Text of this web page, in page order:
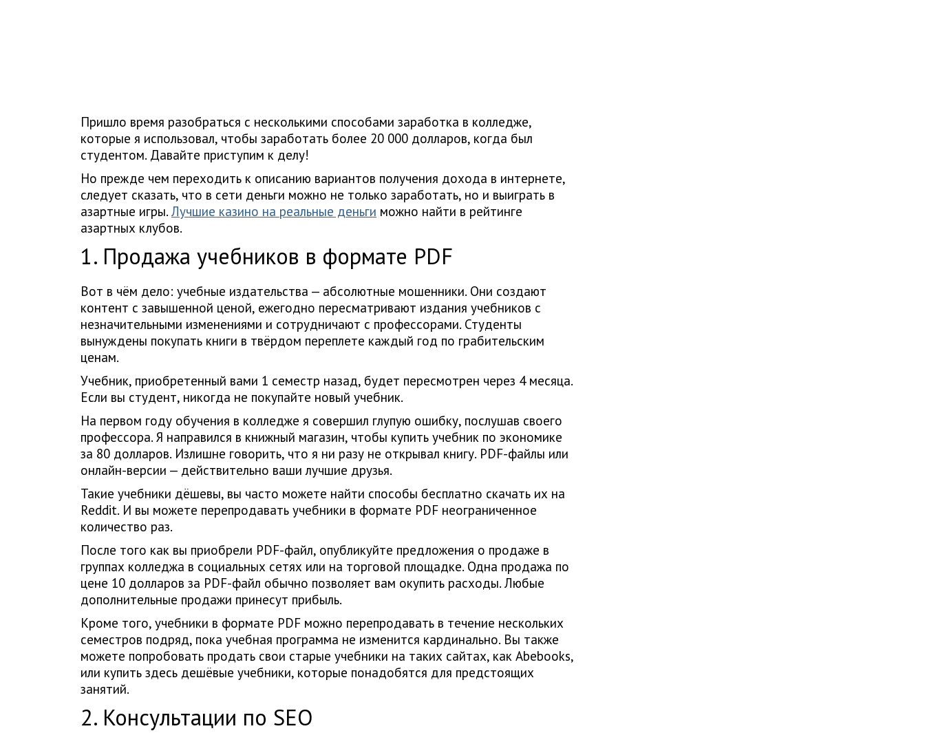
Пришло время разобраться с несколькими способами заработка в колледже,
которые я использовал, чтобы заработать более 20 000 долларов, когда был
студентом. Давайте приступим к делу!
Но прежде чем переходить к описанию вариантов получения дохода в интернете,
следует сказать, что в сети деньги можно не только заработать, но и выиграть в
азартные игры. Лучшие казино на реальные деньги можно найти в рейтинге
азартных клубов.
1. Продажа учебников в формате PDF
Вот в чём дело: учебные издательства — абсолютные мошенники. Они создают
контент с завышенной ценой, ежегодно пересматривают издания учебников с
незначительными изменениями и сотрудничают с профессорами. Студенты
вынуждены покупать книги в твёрдом переплете каждый год по грабительским
ценам.
Учебник, приобретенный вами 1 семестр назад, будет пересмотрен через 4 месяца.
Если вы студент, никогда не покупайте новый учебник.
На первом году обучения в колледже я совершил глупую ошибку, послушав своего
профессора. Я направился в книжный магазин, чтобы купить учебник по экономике
за 80 долларов. Излишне говорить, что я ни разу не открывал книгу. PDF-файлы или
онлайн-версии — действительно ваши лучшие друзья.
Такие учебники дёшевы, вы часто можете найти способы бесплатно скачать их на
Reddit. И вы можете перепродавать учебники в формате PDF неограниченное
количество раз.
После того как вы приобрели PDF-файл, опубликуйте предложения о продаже в
группах колледжа в социальных сетях или на торговой площадке. Одна продажа по
цене 10 долларов за PDF-файл обычно позволяет вам окупить расходы. Любые
дополнительные продажи принесут прибыль.
Кроме того, учебники в формате PDF можно перепродавать в течение нескольких
семестров подряд, пока учебная программа не изменится кардинально. Вы также
можете попробовать продать свои старые учебники на таких сайтах, как Abebooks,
или купить здесь дешёвые учебники, которые понадобятся для предстоящих
занятий.
2. Консультации по SEO